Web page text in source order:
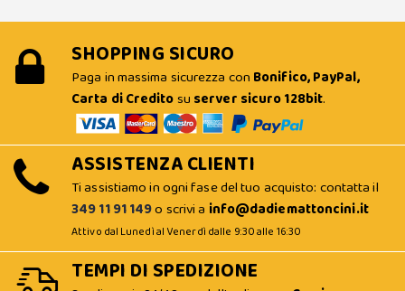
SHOPPING SICURO
Paga in massima sicurezza con Bonifico, PayPal,
Carta di Creditosu server sicuro 128bit.
ASSISTENZA CLIENTI
Ti assistiamo in ogni fase del tuo acquisto: contatta il
349 11 91 149o scrivi a info@dadiemattoncini.it
Attivo dal Lunedì al Venerdì dalle 9:30 alle 16:30
TEMPI DI SPEDIZIONE